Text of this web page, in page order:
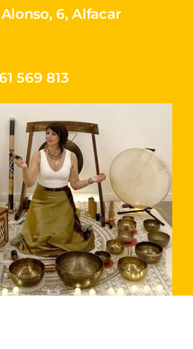
6, Alfacar
569 813